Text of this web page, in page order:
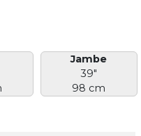
Jambe
39"
98 cm